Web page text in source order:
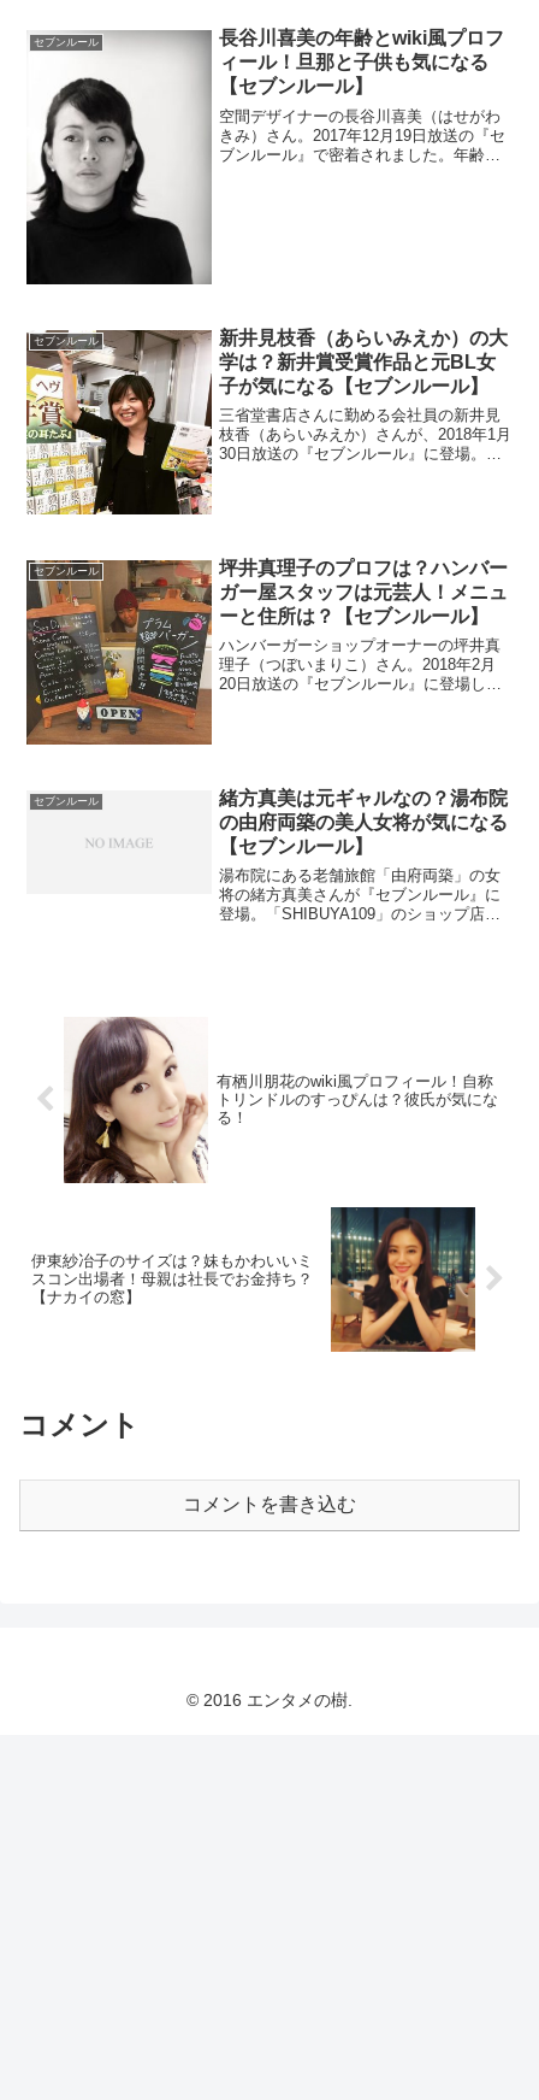
セブンルール
長谷川喜美の年齢とwiki風プロフ
ィール！旦那と子供も気になる
【セブンルール】
空間デザイナーの長谷川喜美（はせがわ
きみ）さん。2017年12月19日放送の『セ
ブンルール』で密着されました。年齢が
セブンルール
新井見枝香（あらいみえか）の大
学は？新井賞受賞作品と元BL女
子が気になる【セブンルール】
三省堂書店さんに勤める会社員の新井見
枝香（あらいみえか）さんが、2018年1月
30日放送の『セブンルール』に登場。プ
セブンルール
坪井真理子のプロフは？ハンバー
ガー屋スタッフは元芸人！メニュ
ーと住所は？【セブンルール】
ハンバーガーショップオーナーの坪井真
理子（つぼいまりこ）さん。2018年2月
20日放送の『セブンルール』に登場しま
セブンルール
緒方真美は元ギャルなの？湯布院
の由府両築の美人女将が気になる
【セブンルール】
湯布院にある老舗旅館「由府両築」の女
将の緒方真美さんが『セブンルール』に
登場。「SHIBUYA109」のショップ店員
有栖川朋花のwiki風プロフィール！自称
トリンドルのすっぴんは？彼氏が気にな
る！
伊東紗冶子のサイズは？妹もかわいいミ
スコン出場者！母親は社長でお金持ち？
【ナカイの窓】
コメント
コメントを書き込む
© 2016 エンタメの樹.